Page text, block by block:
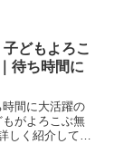
子どもよろこ
待ち時間に
間に大活躍の
がよろこぶ無
しく紹介してい